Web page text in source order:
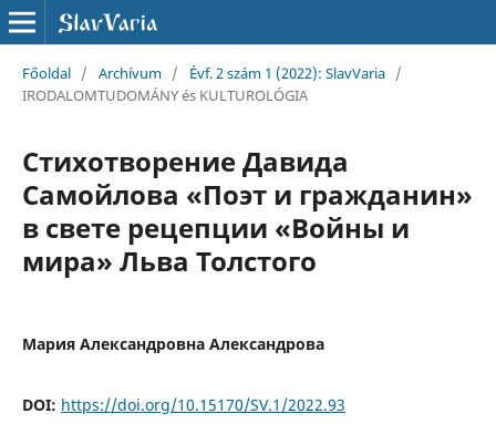
Főoldal / Archívum / Évf. 2 szám 1 (2022): SlavVaria /
IRODALOMTUDOMÁNY és KULTUROLÓGIA
Стихотворение Давида
Самойлова «Поэт и гражданин»
в свете рецепции «Войны и
мира» Льва Толстого
Мария Александровна Александрова
DOI: https://doi.org/10.15170/SV.1/2022.93